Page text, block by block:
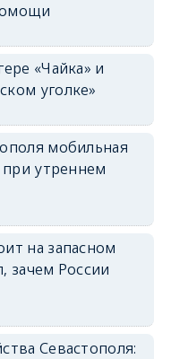
«Чайка» и
уголке»
мобильная
при утреннем
на запасном
зачем России
Севастополя: